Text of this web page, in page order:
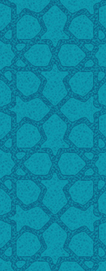
هالیوود
شد+ گزارش تصویری
درگذشت